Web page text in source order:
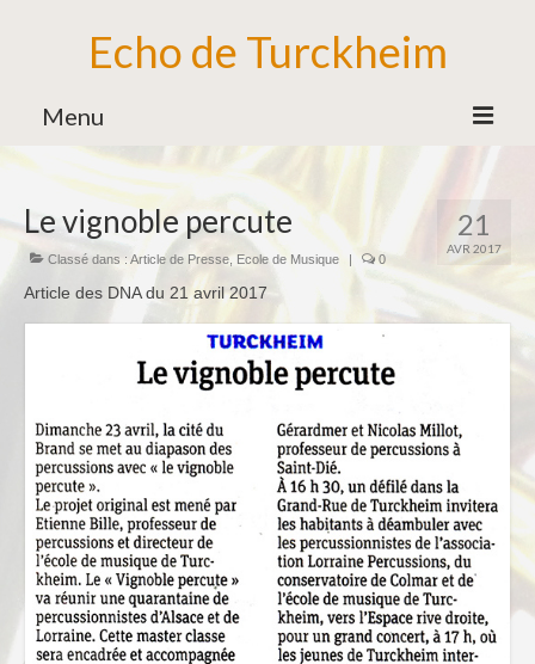
Echo de Turckheim
Menu
Association
Bureau
Bénévoles
Partenaires
Ecole de Musique
Formation Musicale
Familles d’Instruments
Vie de l’Ecole de Musique
Ensemble des Jeunes
Notre Equipe
Tarifs 2026-2027
21
AVR 2017
Le vignoble percute
Classé dans : Article de Presse, Ecole de Musique | 0
Article des DNA du 21 avril 2017